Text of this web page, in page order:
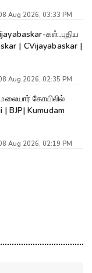
Aug 2026, 03:33 PM
கள்..புதிய
| CVijayabaskar |
Aug 2026, 02:35 PM
கோயிலில்
Aug 2026, 02:19 PM